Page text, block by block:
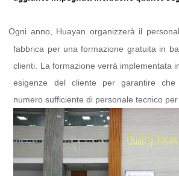
Ogni anno, Huayan organizzerà il
fabbrica per una formazione gratuita in
clienti. La formazione verrà implementata
esigenze del cliente per garantire
numero sufficiente di personale tecnico per